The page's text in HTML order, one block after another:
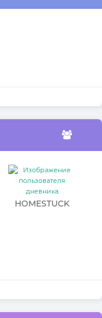
HOMESTUCK